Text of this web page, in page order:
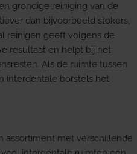
grondige reiniging van de
dan bijvoorbeeld stokers,
reinigen geeft volgens de
resultaat en helpt bij het
Als de ruimte tussen
interdentale borstels het
assortiment met verschillende